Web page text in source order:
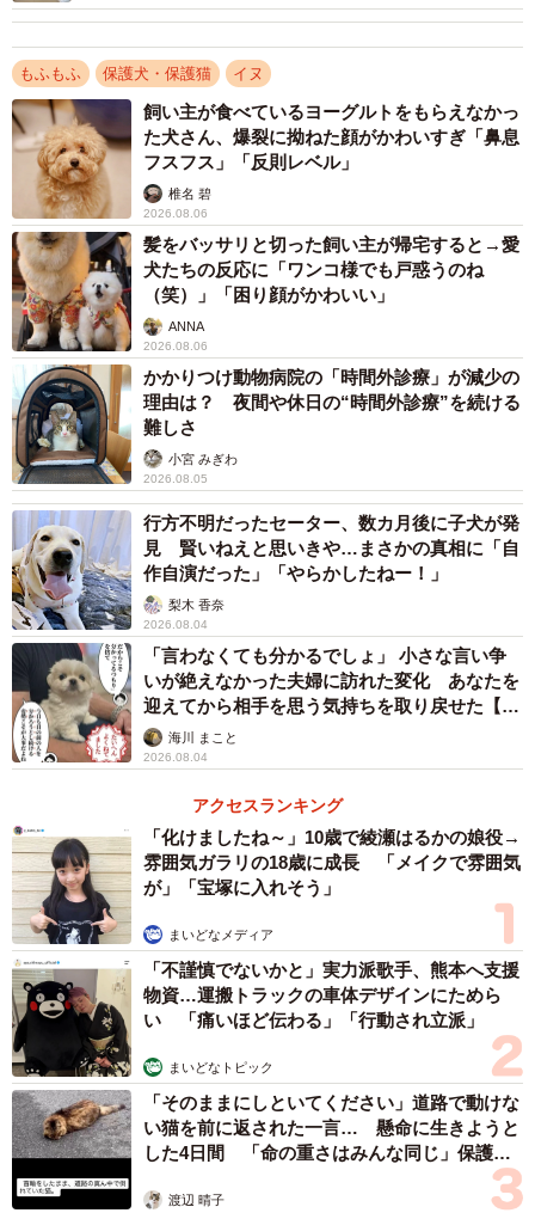
ーーこの光景を見たとき、どんな気持ちになりましたか。
「楽しそうに振り向いてくれるので、私も一緒にうれしく
なりました。犬のための散歩のつもりが、自分の方が楽し
んでいるかもしれません」
ーー家でもじっと見てくることが多いそうですね。
「私がリビングや部屋を移動すると、ついてくることが多
いからだと思います。お手洗いやお風呂場の前で待ってる
こともあります」
2024年2月、「ばつ丸」と命名（画像提供：あやさん）
ーー昨年2月に保護犬カフェで出会ったそうですが、そのと
きの様子を教えてください。
もふもふ 保護犬・保護猫 イヌ
飼い主が食べているヨーグルトをもらえなかっ
た犬さん、爆裂に拗ねた顔がかわいすぎ「鼻息
フスフス」「反則レベル」
椎名 碧
2026.08.06
髪をバッサリと切った飼い主が帰宅すると→愛
犬たちの反応に「ワンコ様でも戸惑うのね
（笑）」「困り顔がかわいい」
ANNA
2026.08.06
かかりつけ動物病院の「時間外診療」が減少の
理由は？ 夜間や休日の“時間外診療”を続ける
難しさ
小宮 みぎわ
2026.08.05
行方不明だったセーター、数カ月後に子犬が発
見 賢いねえと思いきや…まさかの真相に「自
作自演だった」「やらかしたねー！」
梨木 香奈
2026.08.04
「言わなくても分かるでしょ」 小さな言い争
いが絶えなかった夫婦に訪れた変化 あなたを
迎えてから相手を思う気持ちを取り戻せた【漫
画】海川 まこと
2026.08.04
アクセスランキング
「化けましたね～」10歳で綾瀬はるかの娘役→
雰囲気ガラリの18歳に成長 「メイクで雰囲気
が」「宝塚に入れそう」
まいどなメディア
「不謹慎でないかと」実力派歌手、熊本へ支援
物資…運搬トラックの車体デザインにためら
い 「痛いほど伝わる」「行動され立派」
まいどなトピック
「そのままにしといてください」道路で動けな
い猫を前に返された一言… 懸命に生きようと
した4日間 「命の重さはみんな同じ」保護団
渡辺 晴子